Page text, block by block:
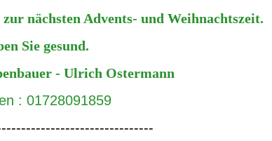
nächsten Advents- und Weihnachtszeit.
Sie gesund.
- Ulrich Ostermann
: 01728091859